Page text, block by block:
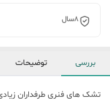
8سال
بررسی توضیحات
تشک های فنری طرفداران